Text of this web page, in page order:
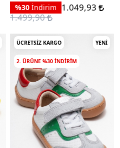
%30 İndirim
1.049,93
1.499,90
ÜCRETSIZ KARGO YENI
2. ÜRÜNE %30 INDIRIM